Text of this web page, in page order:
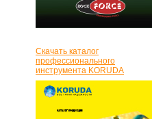
Скачать каталог
профессионального
инструмента KORUDA